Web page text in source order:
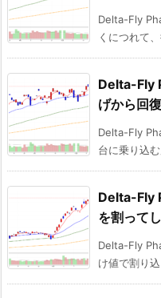
Delta-Fly
くにつれて
Delta-Fly
げから回復
Delta-Fly
台に乗り込
Delta-Fly
を割って
Delta-Fly
け値で割り